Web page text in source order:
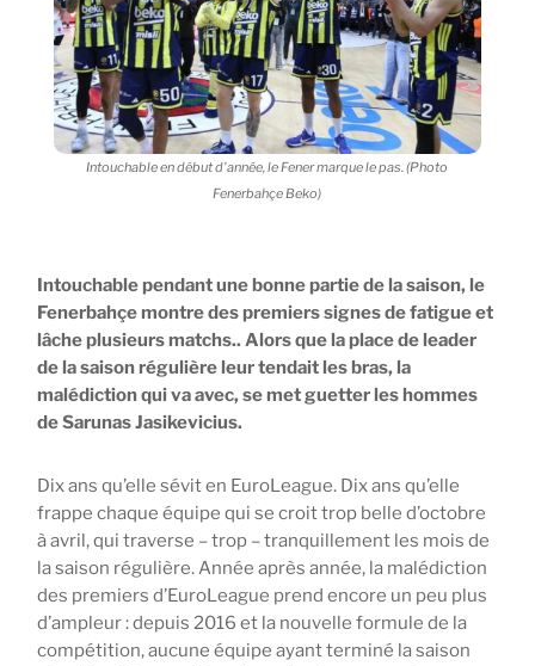
Intouchable en début d'année, le Fener marque le pas. (Photo
Fenerbahçe Beko)
Intouchable pendant une bonne partie de la saison, le
Fenerbahçe montre des premiers signes de fatigue et
lâche plusieurs matchs.. Alors que la place de leader
de la saison régulière leur tendait les bras, la
malédiction qui va avec, se met guetter les hommes
de Sarunas Jasikevicius.
Dix ans qu’elle sévit en EuroLeague. Dix ans qu’elle
frappe chaque équipe qui se croit trop belle d’octobre
à avril, qui traverse – trop – tranquillement les mois de
la saison régulière. Année après année, la malédiction
des premiers d’EuroLeague prend encore un peu plus
d’ampleur : depuis 2016 et la nouvelle formule de la
compétition, aucune équipe ayant terminé la saison